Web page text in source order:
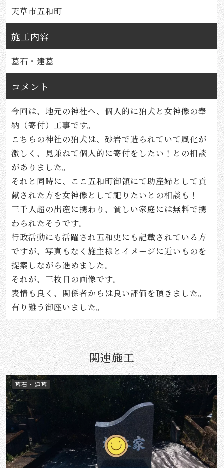
天草市五和町
施工内容
墓石・建墓
コメント
今回は、地元の神社へ、個人的に狛犬と女神像の奉
納（寄付）工事です。
こちらの神社の狛犬は、砂岩で造られていて風化が
激しく、見兼ねて個人的に寄付をしたい！との相談
がありました。
それと同時に、ここ五和町御領にて助産婦として貢
献された方を女神像として祀りたいとの相談も！
三千人超の出産に携わり、貧しい家庭には無料で携
わられたそうです。
行政活動にも活躍され五和史にも記載されている方
ですが、写真もなく施主様とイメージに近いものを
提案しながら進めました。
それが、三枚目の画像です。
表情も良く、関係者からは良い評価を頂きました。
有り難う御座いました。
関連施工
墓石・建墓